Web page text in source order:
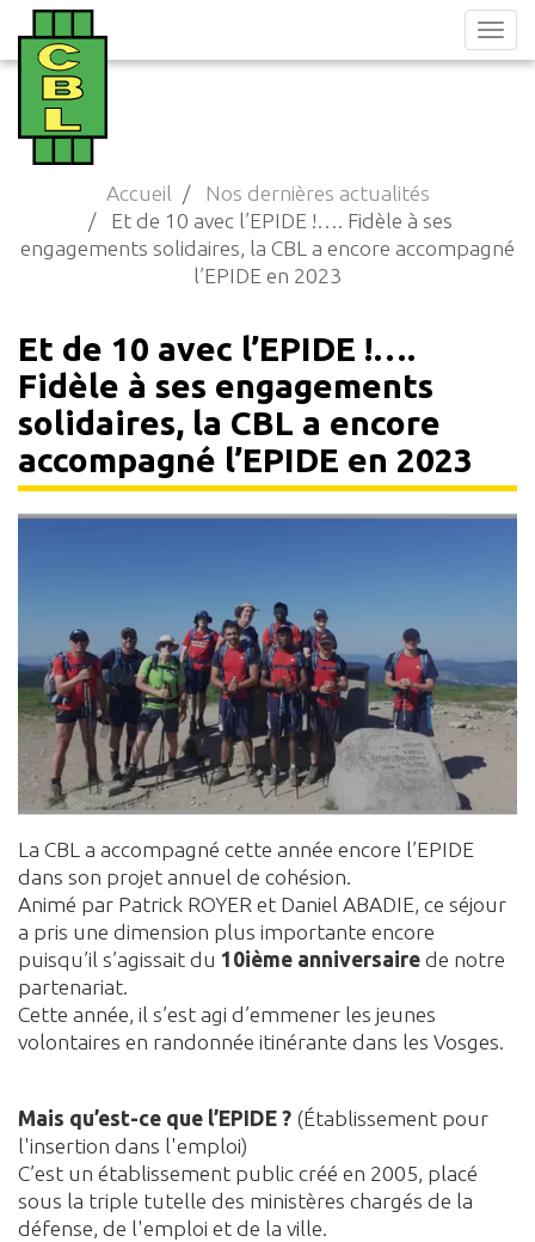
Aller
au
contenu
principal
Accueil
Nos dernières actualités
Et de 10 avec l’EPIDE !…. Fidèle à ses
engagements solidaires, la CBL a encore accompagné
l’EPIDE en 2023
Et de 10 avec l’EPIDE !….
Fidèle à ses engagements
solidaires, la CBL a encore
accompagné l’EPIDE en 2023
La CBL a accompagné cette année encore l’EPIDE
dans son projet annuel de cohésion.
Animé par Patrick ROYER et Daniel ABADIE, ce séjour
a pris une dimension plus importante encore
puisqu’il s’agissait du 10ième anniversaire de notre
partenariat.
Cette année, il s’est agi d’emmener les jeunes
volontaires en randonnée itinérante dans les Vosges.
Mais qu’est-ce que l’EPIDE ? (Établissement pour
l'insertion dans l'emploi)
C’est un établissement public créé en 2005, placé
sous la triple tutelle des ministères chargés de la
défense, de l'emploi et de la ville.